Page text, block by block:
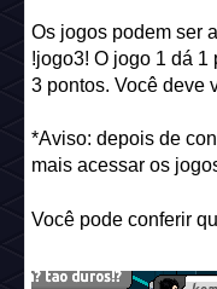
Os jogos podem ser
!jogo3! O jogo 1 dá 1
3 pontos. Você deve
*Aviso: depois de
mais acessar os
Você pode conferir